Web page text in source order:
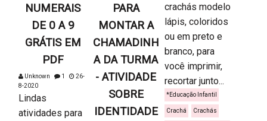
NUMERAIS
DE 0 A 9
GRÁTIS EM
PDF
Unknown 1
26-
8-2020
Lindas
atividades para
PARA
MONTAR A
CHAMADINH
A DA TURMA
- ATIVIDADE
SOBRE
IDENTIDADE
crachás modelo
lápis, coloridos
ou em preto e
branco, para
você imprimir,
recortar junto...
*Educação Infantil
Crachá Crachás